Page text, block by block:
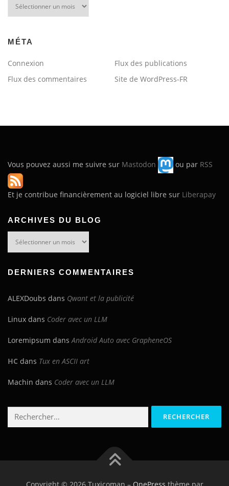
MÉTA
Connexion
Flux des publications
Flux des commentaires
Site de WordPress-FR
Vous pouvez aussi me suivre sur Mastodon ou par RSS
Et je contribue financièrement au logiciel libre sur Liberapay
ARCHIVES DU BLOG
DERNIERS COMMENTAIRES
ALEXDoubs dans Qwant et la publicité
Linux dans Coder avec un LLM
Loremipsum dansAndroid Auto avec GrapheneOS
HC dans Tux en ASCII art
Machin dans Coder avec un LLM
Rechercher :